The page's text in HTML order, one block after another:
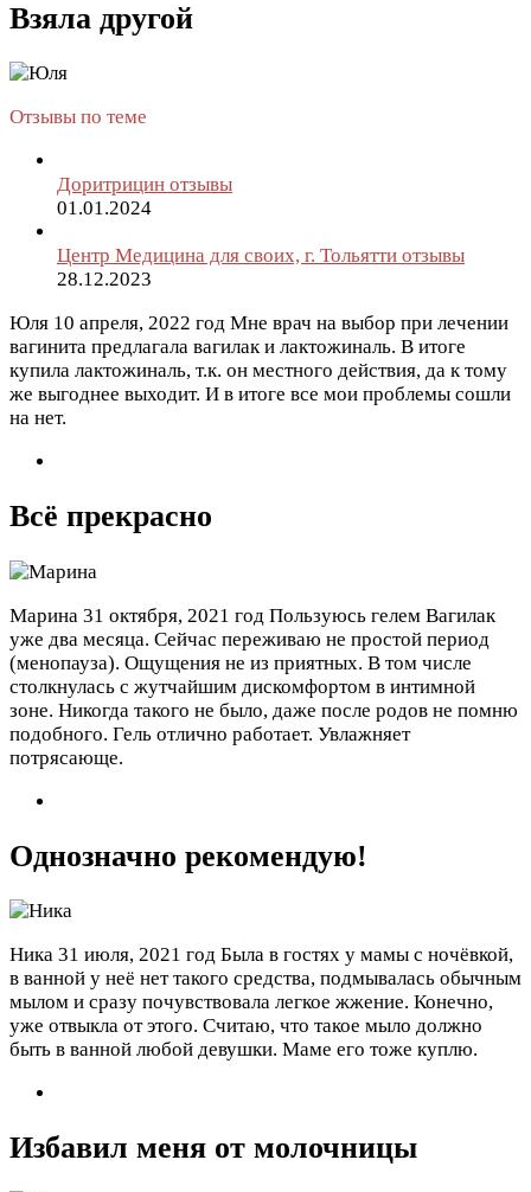
Взяла другой
Отзывы по теме
Доритрицин отзывы
01.01.2024
Центр Медицина для своих, г. Тольятти отзывы
28.12.2023
Юля 10 апреля, 2022 год Мне врач на выбор при лечении
вагинита предлагала вагилак и лактожиналь. В итоге
купила лактожиналь, т.к. он местного действия, да к тому
же выгоднее выходит. И в итоге все мои проблемы сошли
на нет.
Всё прекрасно
Марина 31 октября, 2021 год Пользуюсь гелем Вагилак
уже два месяца. Сейчас переживаю не простой период
(менопауза). Ощущения не из приятных. В том числе
столкнулась с жутчайшим дискомфортом в интимной
зоне. Никогда такого не было, даже после родов не помню
подобного. Гель отлично работает. Увлажняет
потрясающе.
Однозначно рекомендую!
Ника 31 июля, 2021 год Была в гостях у мамы с ночёвкой,
в ванной у неё нет такого средства, подмывалась обычным
мылом и сразу почувствовала легкое жжение. Конечно,
уже отвыкла от этого. Считаю, что такое мыло должно
быть в ванной любой девушки. Маме его тоже куплю.
Избавил меня от молочницы